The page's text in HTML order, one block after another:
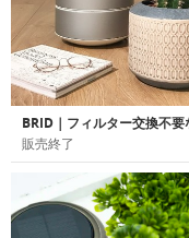
販売終了